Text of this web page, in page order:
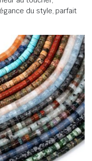
du style, parfait